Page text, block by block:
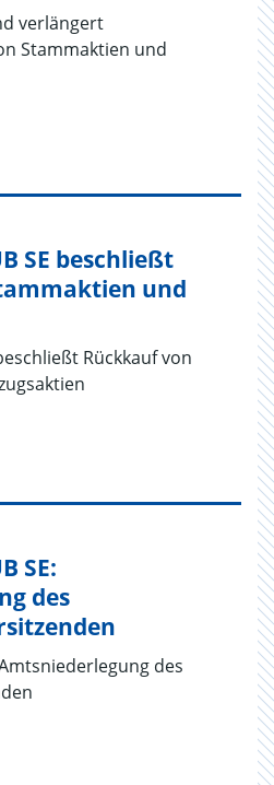
verlängert
Stammaktien und
SE beschließt
und
Rückkauf von
SE:
des
Amtsniederlegung des